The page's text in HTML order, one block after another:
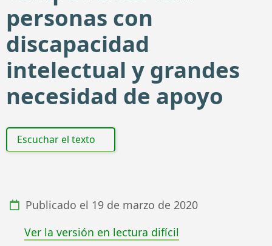
personas con
discapacidad
intelectual y grandes
necesidad de apoyo
Escuchar el texto
Publicado el 19 de marzo de 2020
Ver la versión en lectura difícil